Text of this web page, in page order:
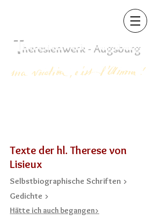
Theresienwerk - Augsburg
Texte der hl. Therese von
Lisieux
Selbstbiographische Schriften >
Gedichte >
Hätte ich auch begangen>